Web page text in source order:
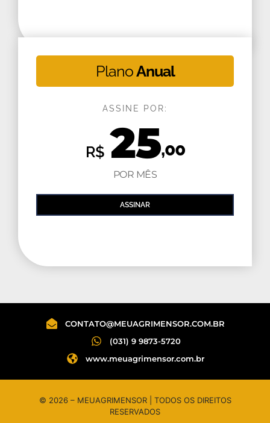
PlanoAnual
ASSINE POR:
R$ 25,00
POR MÊS
ASSINAR
CONTATO@MEUAGRIMENSOR.COM.BR
(031) 9 9873-5720
www.meuagrimensor.com.br
© 2026 – MEUAGRIMENSOR | TODOS OS DIREITOS
RESERVADOS